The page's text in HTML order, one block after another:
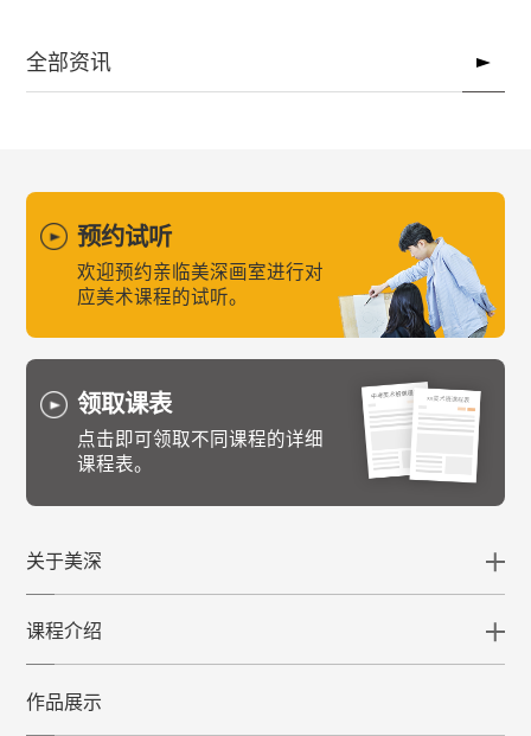
全部资讯
预约试听
欢迎预约亲临美深画室进行对
应美术课程的试听。
领取课表
点击即可领取不同课程的详细
课程表。
关于美深
课程介绍
作品展示